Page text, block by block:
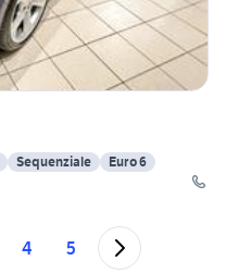
Sequenziale
Euro 6
4 5